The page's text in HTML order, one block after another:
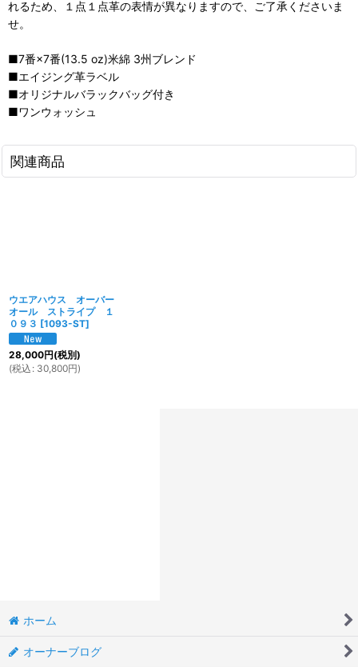
れるため、１点１点革の表情が異なりますので、ご了承くださいま
せ。
■7番×7番(13.5 oz)米綿 3州ブレンド
■エイジング革ラベル
■オリジナルバラックバッグ付き
■ワンウォッシュ
関連商品
ウエアハウス オーバー
オール ストライプ １
０９３ [1093-ST]
28,000円(税別)
(税込 : 30,800円)
ホーム
オーナーブログ